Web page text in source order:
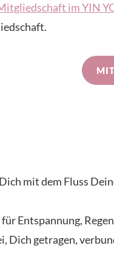
im YIN
mit dem Fluss
Entspannung,
getragen,